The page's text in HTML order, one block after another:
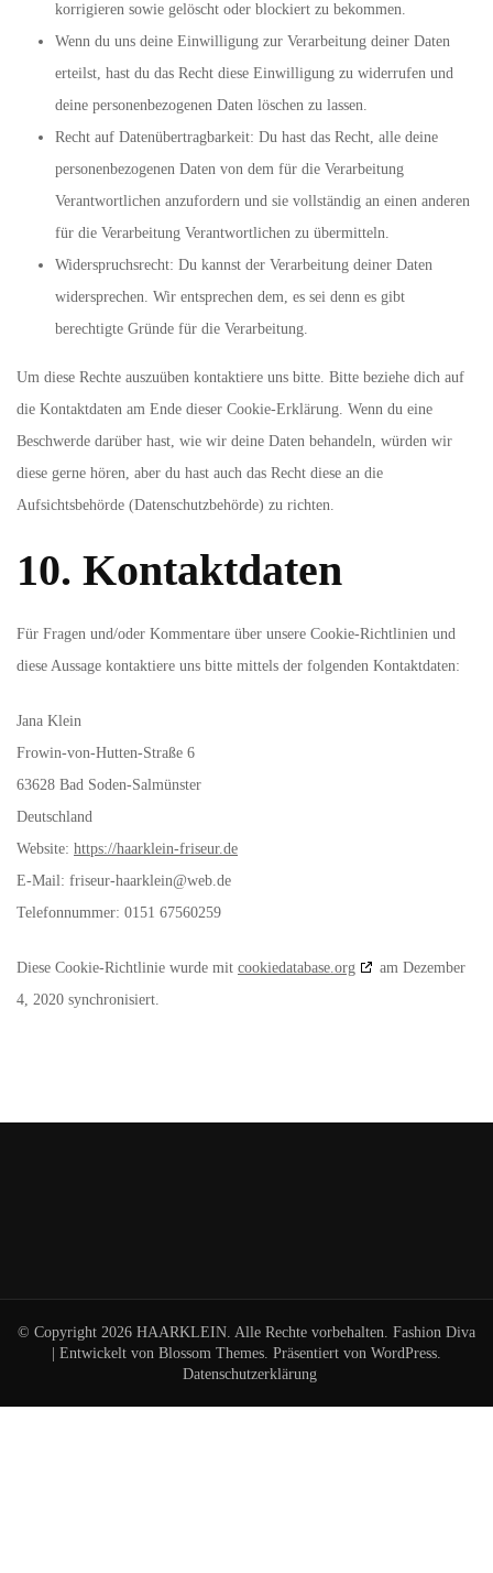
korrigieren sowie gelöscht oder blockiert zu bekommen.
Wenn du uns deine Einwilligung zur Verarbeitung deiner Daten
erteilst, hast du das Recht diese Einwilligung zu widerrufen und
deine personenbezogenen Daten löschen zu lassen.
Recht auf Datenübertragbarkeit: Du hast das Recht, alle deine
personenbezogenen Daten von dem für die Verarbeitung
Verantwortlichen anzufordern und sie vollständig an einen anderen
für die Verarbeitung Verantwortlichen zu übermitteln.
Widerspruchsrecht: Du kannst der Verarbeitung deiner Daten
widersprechen. Wir entsprechen dem, es sei denn es gibt
berechtigte Gründe für die Verarbeitung.
Um diese Rechte auszuüben kontaktiere uns bitte. Bitte beziehe dich auf
die Kontaktdaten am Ende dieser Cookie-Erklärung. Wenn du eine
Beschwerde darüber hast, wie wir deine Daten behandeln, würden wir
diese gerne hören, aber du hast auch das Recht diese an die
Aufsichtsbehörde (Datenschutzbehörde) zu richten.
10. Kontaktdaten
Für Fragen und/oder Kommentare über unsere Cookie-Richtlinien und
diese Aussage kontaktiere uns bitte mittels der folgenden Kontaktdaten:
Jana Klein
Frowin-von-Hutten-Straße 6
63628 Bad Soden-Salmünster
Deutschland
Website: https://haarklein-friseur.de
E-Mail: friseur-haarklein@web.de
Telefonnummer: 0151 67560259
Diese Cookie-Richtlinie wurde mit cookiedatabase.org
am Dezember
4, 2020 synchronisiert.
© Copyright 2026 HAARKLEIN . Alle Rechte vorbehalten. Fashion Diva
| Entwickelt von Blossom Themes . Präsentiert von WordPress
Datenschutzerklärung